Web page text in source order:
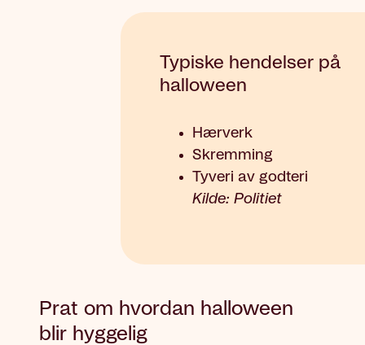
Typiske hendelser på
halloween
Hærverk
Skremming
Tyveri av godteri
Kilde: Politiet
Prat om hvordan halloween
blir hyggelig